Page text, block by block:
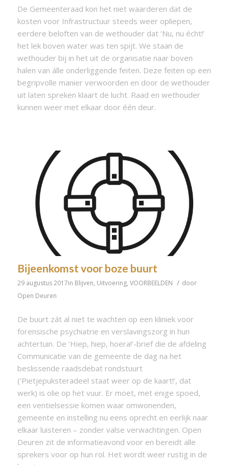
De Gemeenteraad kon het niet waarderen dat de
kosten voor Infrastructuur steeds weer opliepen,
eerdere beloften van de wethouder dat ‘Nu, nu écht!’
het lek boven water was ten spijt. We staan de
wethouder bij in het uit de organisatie naar boven
halen van álle onderliggende feiten. Deze feiten op een
begripvolle manier verwoorden en door de wethouder
uit laten spreken klaart de lucht. Raad en wethouder
kunnen weer met elkaar door één deur.
Bijeenkomst voor boze buurt
29 augustus 2017in Blijven, Uitvoering, VOORBEELDEN / door
Open Deuren
De buurt zát al niet te wachten op een kliniek voor
forensische psychiatrie en verslavingszorg in hun
achtertuin. De ‘Hiep, hiep, hoera!’-brief die de afdeling
Communicatie van de gemeente de dag na het
beslissende raadsdebat rondstuurt
(‘Pietjepuksteradeel staat weer op de kaart!’, dat
werk) is olie op het vuur. Er moet, met enige spoed,
een ventielsessie komen waar omwonenden,
gemeente en instelling nu eens oprecht en eerlijk naar
elkaar luisteren – zonder valse verwachtingen. Open
Deuren zit de informatieavond voor en bereidt alle
sprekers voor op hun rol. Het wordt weer rustig in de